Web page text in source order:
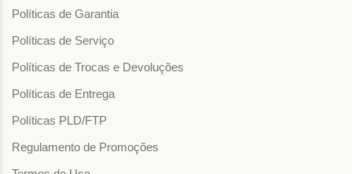
Políticas de Garantia
Políticas de Serviço
Políticas de Trocas e Devoluções
Políticas de Entrega
Políticas PLD/FTP
Regulamento de Promoções